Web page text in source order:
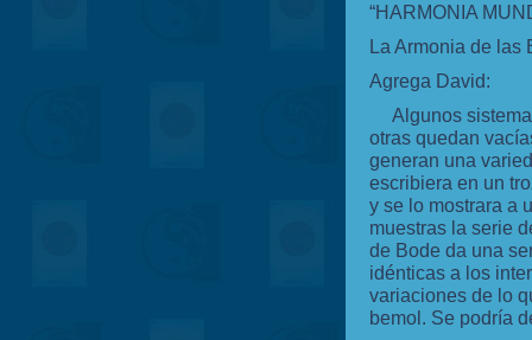
“HARMONIA
La Armonia de las
Agrega David:
Algunos
otras quedan
generan una
escribiera en un
y se lo mostrara a
muestras la serie
de Bode da una
idénticas a los
variaciones de lo
bemol. Se podría